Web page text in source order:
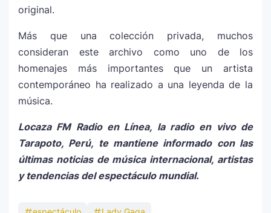
original.
Más que una colección privada, muchos
consideran este archivo como uno de los
homenajes más importantes que un artista
contemporáneo ha realizado a una leyenda de la
música.
Locaza FM Radio en Línea, la radio en vivo de
Tarapoto, Perú, te mantiene informado con las
últimas noticias de música internacional, artistas
y tendencias del espectáculo mundial.